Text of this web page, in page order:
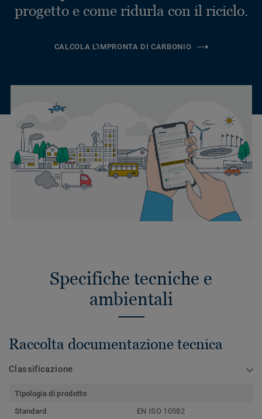
progetto e come ridurla con il riciclo.
CALCOLA L'IMPRONTA DI CARBONIO
Specifiche tecniche e
ambientali
Raccolta documentazione tecnica
Classificazione
Tipologia di prodotto
Standard
EN ISO 10582